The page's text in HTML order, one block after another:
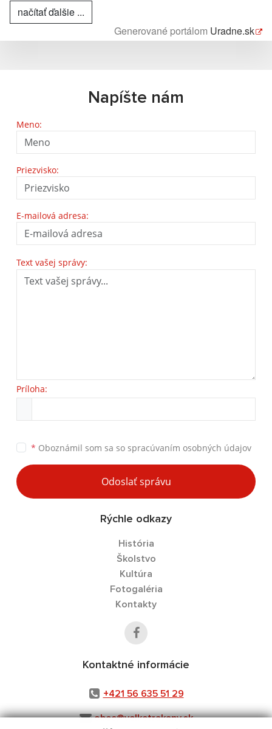
načítať ďalšie ...
Generované portálom Uradne.sk
Napíšte nám
Meno:
Priezvisko:
E-mailová adresa:
Text vašej správy:
Príloha:
* Oboznámil som sa so spracúvaním osobných údajov
Odoslať správu
Rýchle odkazy
História
Školstvo
Kultúra
Fotogaléria
Kontakty
Kontaktné informácie
+421 56 635 51 29
obec@velketrakany.sk